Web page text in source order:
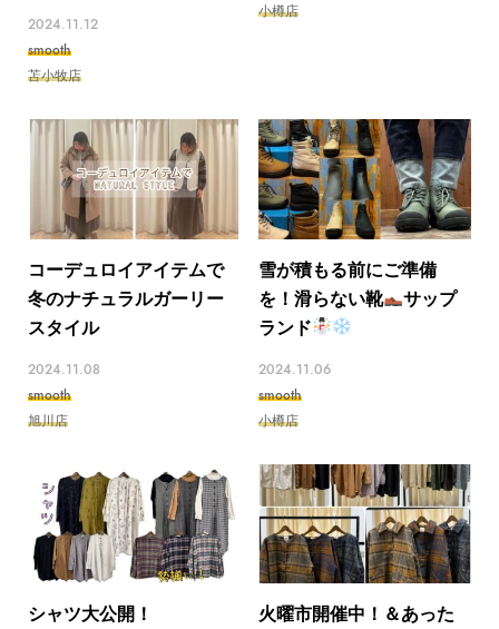
2024.11.12
smooth
苫小牧店
小樽店
コーデュロイアイテムで
冬のナチュラルガーリー
スタイル
2024.11.08
smooth
旭川店
雪が積もる前にご準備
を！滑らない靴
サップ
ランド
2024.11.06
smooth
小樽店
シャツ大公開！
火曜市開催中！＆あった